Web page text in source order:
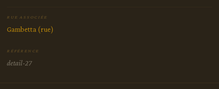
RUE ASSOCIÉE
Gambetta (rue)
RÉFÉRENCE
detail-27